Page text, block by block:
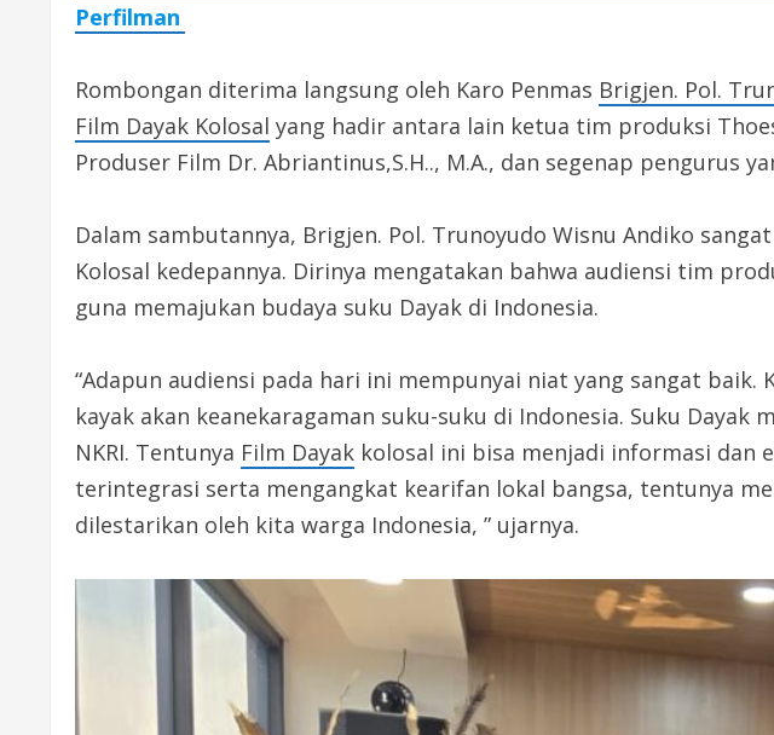
Perfilman
Rombongan diterima langsung oleh Karo Penmas Brigjen. Pol.
Film Dayak Kolosal yang hadir antara lain ketua tim produksi
Produser Film Dr. Abriantinus,S.H.., M.A., dan segenap pengurus
Dalam sambutannya, Brigjen. Pol. Trunoyudo Wisnu Andiko
Kolosal kedepannya. Dirinya mengatakan bahwa audiensi tim
guna memajukan budaya suku Dayak di Indonesia.
“Adapun audiensi pada hari ini mempunyai niat yang sangat
kayak akan keanekaragaman suku-suku di Indonesia. Suku
NKRI. Tentunya Film Dayak kolosal ini bisa menjadi informasi dan
terintegrasi serta mengangkat kearifan lokal bangsa, tentunya
dilestarikan oleh kita warga Indonesia, ” ujarnya.